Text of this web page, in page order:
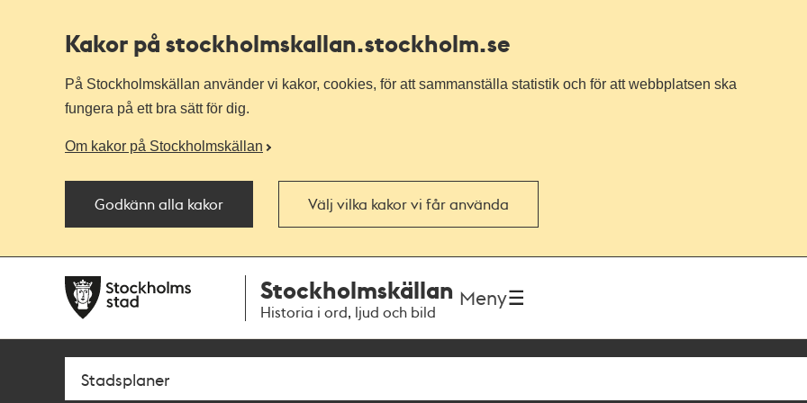
Kakor på stockholmskallan.stockholm.se
På Stockholmskällan använder vi kakor, cookies, för att sammanställa statistik och för att webbplatsen ska
fungera på ett bra sätt för dig.
Om kakor på Stockholmskällan
Godkänn alla kakor Välj vilka kakor vi får använda
navigationen
huvudinnehållet
Stockholmskällan
Historia i ord, ljud och bild
Meny
Sök